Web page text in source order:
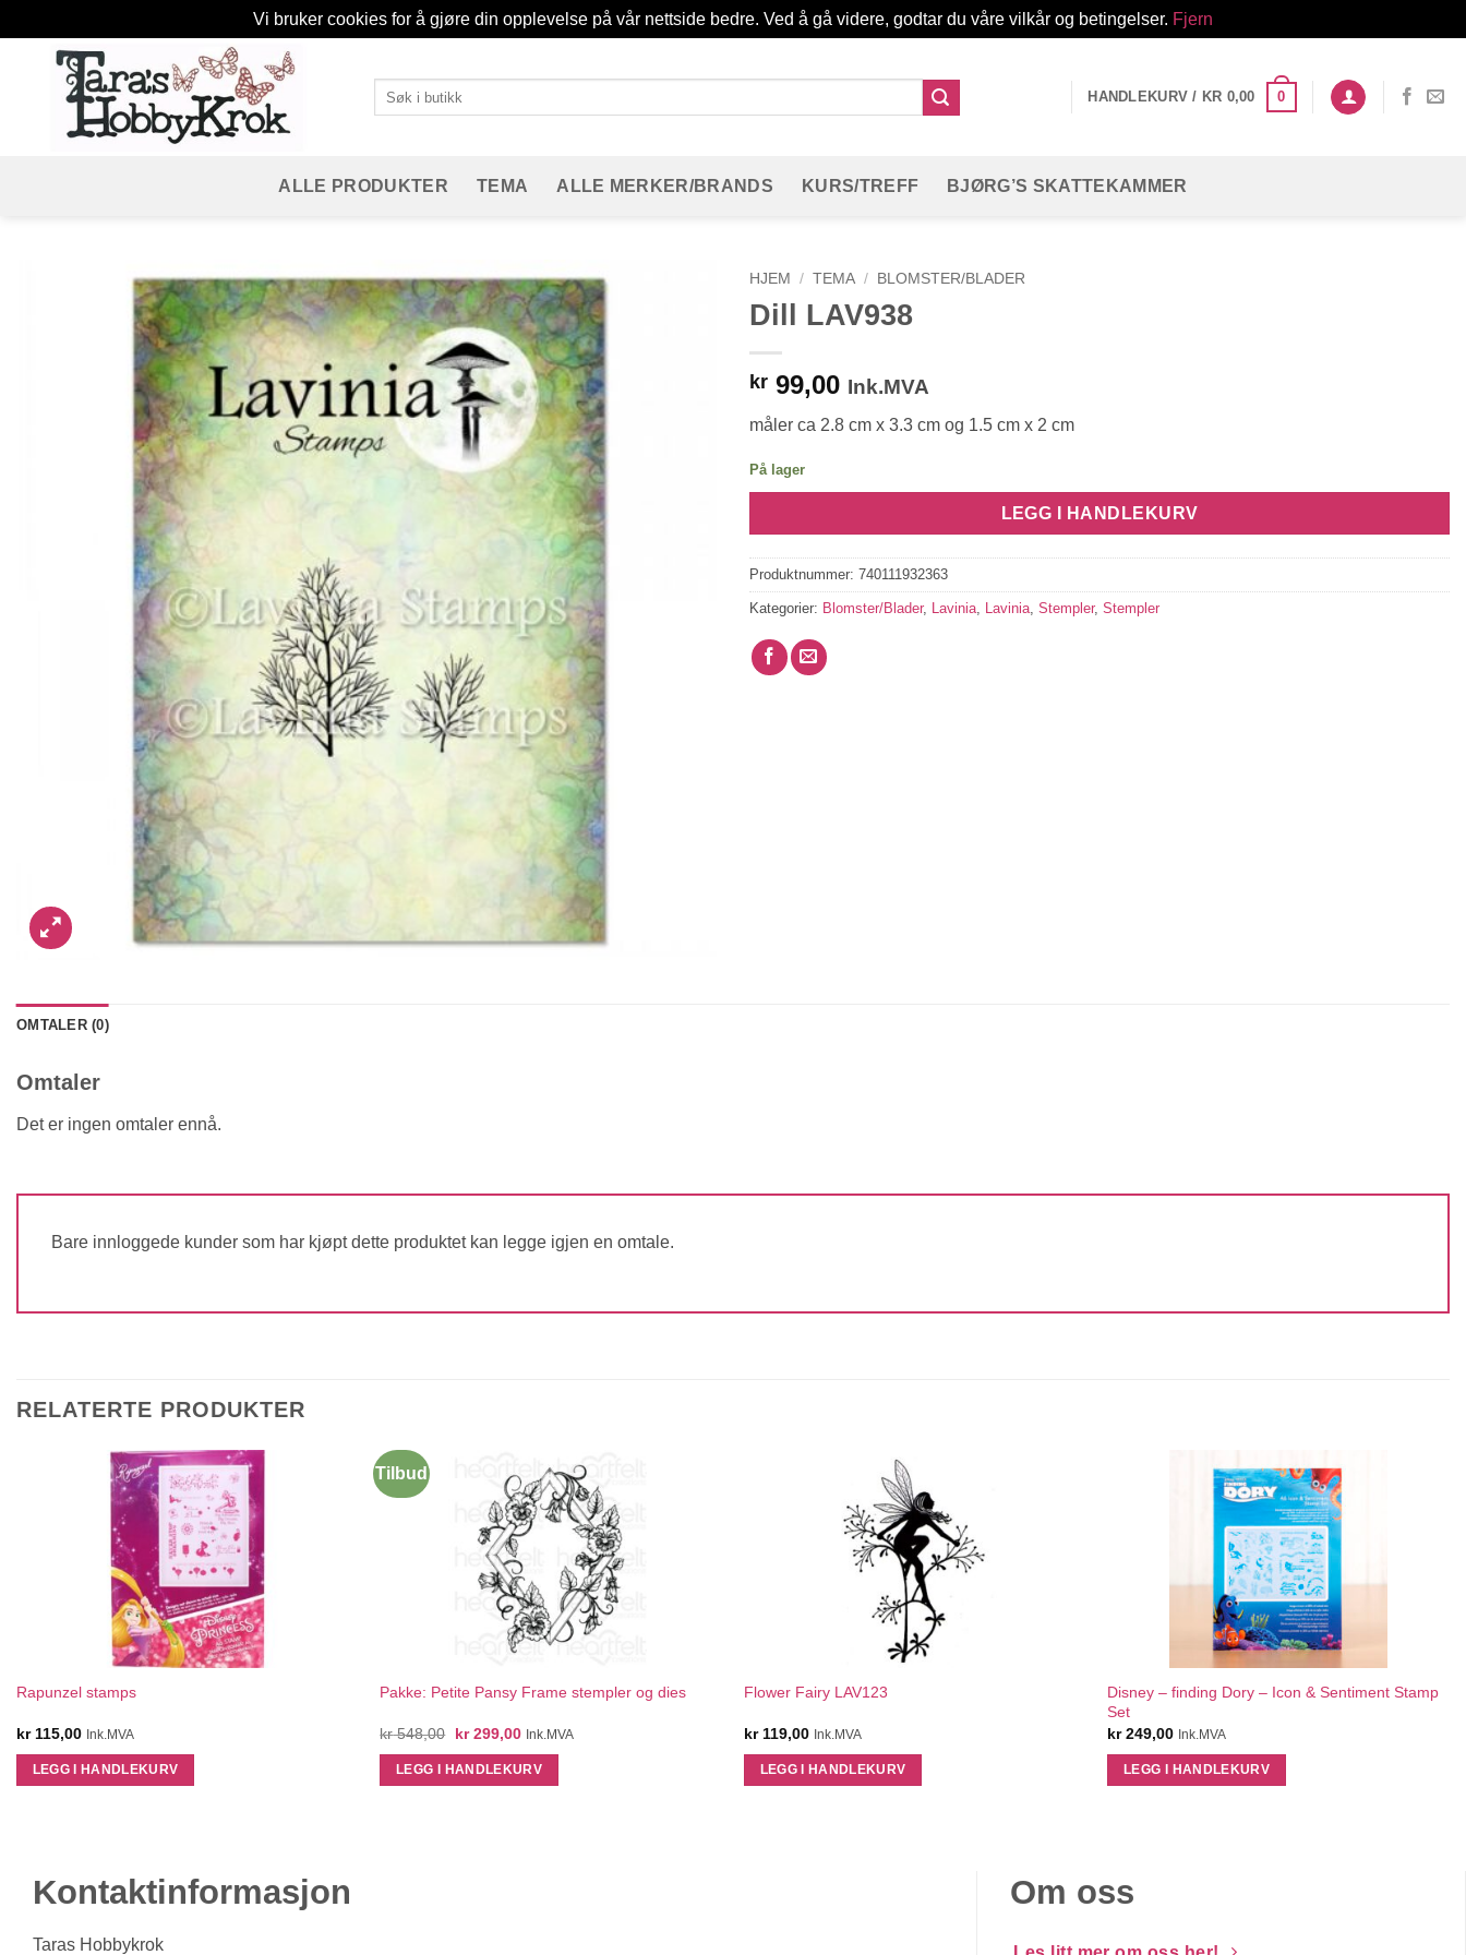
Vi bruker cookies for å gjøre din opplevelse på vår nettside bedre. Ved å gå videre, godtar du våre vilkår og betingelser. Fjern
HANDLEKURV / KR 0,00 0
ALLE PRODUKTER TEMA ALLE MERKER/BRANDS KURS/TREFF BJØRG’S SKATTEKAMMER
HJEM / TEMA / BLOMSTER/BLADER
Dill LAV938
kr 99,00 Ink.MVA
måler ca 2.8 cm x 3.3 cm og 1.5 cm x 2 cm
På lager
LEGG I HANDLEKURV
Produktnummer: 740111932363
Kategorier: Blomster/Blader, Lavinia, Lavinia, Stempler, Stempler
OMTALER (0)
Omtaler
Det er ingen omtaler ennå.
Bare innloggede kunder som har kjøpt dette produktet kan legge igjen en omtale.
RELATERTE PRODUKTER
Rapunzel stamps
kr115,00 Ink.MVA
LEGG I HANDLEKURV
Tilbud
QUICK VIEW
Pakke: Petite Pansy Frame stempler og dies
kr548,00
Opprinnelig
var:
kr 548,00.
kr299,00Nåværende
er:
kr 299,00.
Ink.MVA
LEGG I HANDLEKURV
QUICK VIEW
Flower Fairy LAV123
kr119,00 Ink.MVA
LEGG I HANDLEKURV
QUICK VIEW
Disney – finding Dory – Icon & Sentiment Stamp
Set
kr249,00 Ink.MVA
LEGG I HANDLEKURV
Kontaktinformasjon
Taras Hobbykrok
Om oss